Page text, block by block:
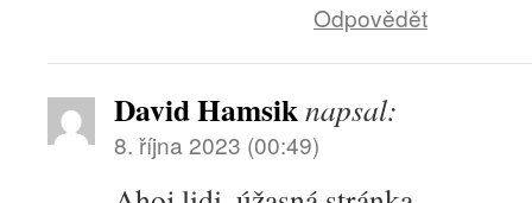
Odpovědět
David Hamsiknapsal:
8. října 2023 (00:49)